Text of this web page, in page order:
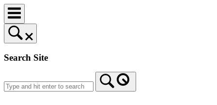
Skip
to
content
Search Site